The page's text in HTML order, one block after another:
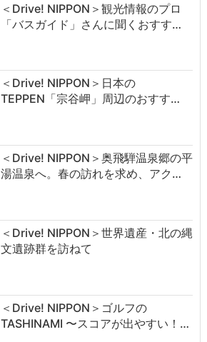
＜Drive! NIPPON＞観光情報のプロ
「バスガイド」さんに聞くおすす…
＜Drive! NIPPON＞日本の
TEPPEN「宗谷岬」周辺のおすす…
＜Drive! NIPPON＞奥飛騨温泉郷の平
湯温泉へ。春の訪れを求め、アク…
＜Drive! NIPPON＞世界遺産・北の縄
文遺跡群を訪ねて
＜Drive! NIPPON＞ゴルフの
TASHINAMI 〜スコアが出やすい！…